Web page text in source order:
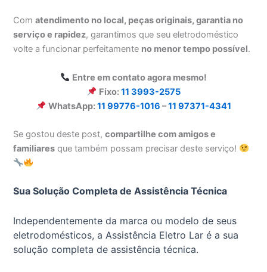
Comatendimento no local, peças originais, garantia no
serviço e rapidez, garantimos que seu eletrodoméstico
volte a funcionar perfeitamente no menor tempo possível.
Entre em contato agora mesmo!
Fixo:11 3993-2575
WhatsApp:11 99776-1016 –11 97371-4341
Se gostou deste post,compartilhe com amigos e
familiares que também possam precisar deste serviço!
Sua Solução Completa de Assistência Técnica
Independentemente da marca ou modelo de seus
eletrodomésticos, a Assistência Eletro Lar é a sua
solução completa de assistência técnica.